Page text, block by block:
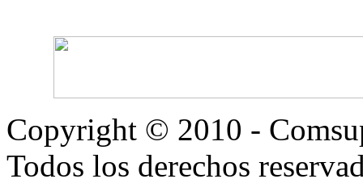
Copyright © 2010 -
Todos los derechos